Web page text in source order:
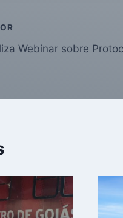
Webinar sobre